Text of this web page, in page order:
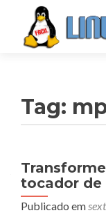
Tag:
tocador de
Publicado em